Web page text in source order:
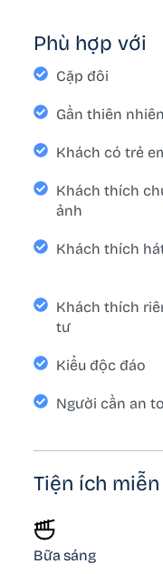
Phù hợp với
Cặp đôi
Gần thiên nhiên
Khách có trẻ
Khách thích
ảnh
Khách thích
Khách thích
tư
Kiểu độc đáo
Người cần an
Tiện ích
Bữa sáng